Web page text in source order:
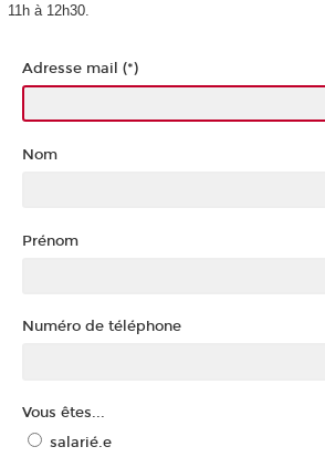
11h à 12h30.
Adresse mail (*)
Nom
Prénom
Numéro de téléphone
Vous êtes...
salarié.e